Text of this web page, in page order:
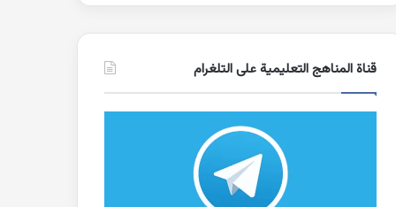
قناة المناهج التعليمية على التلغرام